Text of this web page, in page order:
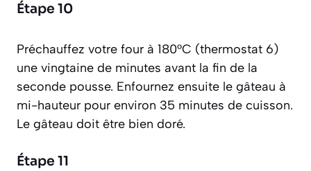
Étape 10
Préchauffez votre four à 180°C (thermostat 6)
une vingtaine de minutes avant la fin de la
seconde pousse. Enfournez ensuite le gâteau à
mi-hauteur pour environ 35 minutes de cuisson.
Le gâteau doit être bien doré.
Étape 11